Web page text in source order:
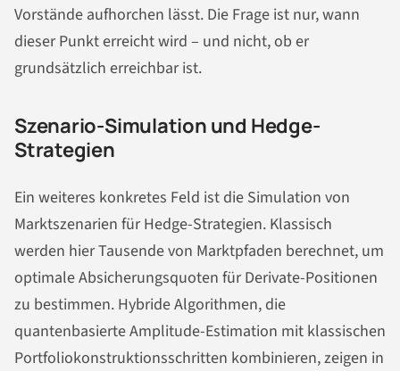
Vorstände aufhorchen lässt. Die Frage ist nur, wann
dieser Punkt erreicht wird – und nicht, ob er
grundsätzlich erreichbar ist.
Szenario-Simulation und Hedge-
Strategien
Ein weiteres konkretes Feld ist die Simulation von
Marktszenarien für Hedge-Strategien. Klassisch
werden hier Tausende von Marktpfaden berechnet, um
optimale Absicherungsquoten für Derivate-Positionen
zu bestimmen. Hybride Algorithmen, die
quantenbasierte Amplitude-Estimation mit klassischen
Portfoliokonstruktionsschritten kombinieren, zeigen in